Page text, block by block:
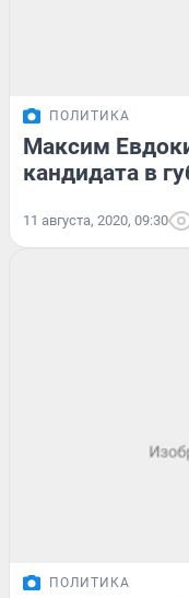
ПОЛИТИКА
Максим
кандидата в
11 августа, 2020, 09:30
ПОЛИТИКА